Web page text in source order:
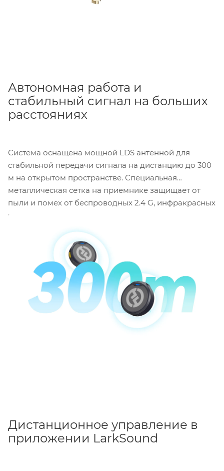
Автономная работа и
стабильный сигнал на больших
расстояниях
Система оснащена мощной LDS антенной для
стабильной передачи сигнала на дистанцию до 300
м на открытом пространстве. Специальная
металлическая сетка на приемнике защищает от
пыли и помех от беспроводных 2.4 G, инфракрасных
и различных радиочастот. На одном заряде
заряжает весь набор менее чем за полтора часа.
Общее время работы на одном заряде кейса
составляет до 40 часов.
Дистанционное управление в
приложении LarkSound